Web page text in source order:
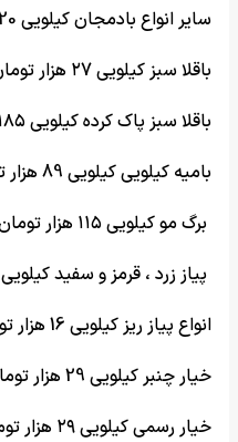
سایر انواع بادمجان کیلویی 20 هزار تومان
باقلا سبز کیلویی ۲7 هزار تومان
باقلا سبز پاک کرده کیلویی ۱۸۵ هزار تومان
بامیه کیلویی کیلویی 89 هزار تومان
برگ مو کیلویی ۱۱۵ هزار تومان
پیاز زرد ، قرمز و سفید کیلویی 29 هزار تومان
انواع پیاز ریز کیلویی 16 هزار تومان
خیار چنبر کیلویی 29 هزار تومان
خیار رسمی کیلویی ۲۹ هزار تومان